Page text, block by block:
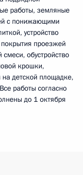
работы, земляные
с понижающими
устройство
проезжей
смеси, обустройство
крошки,
детской площадке,
работы согласно
до 1 октября